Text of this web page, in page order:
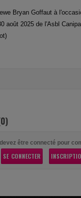
Bryan Goffaut à
août 2025 de l'Asbl
être connecté pour
SE CONNECTER